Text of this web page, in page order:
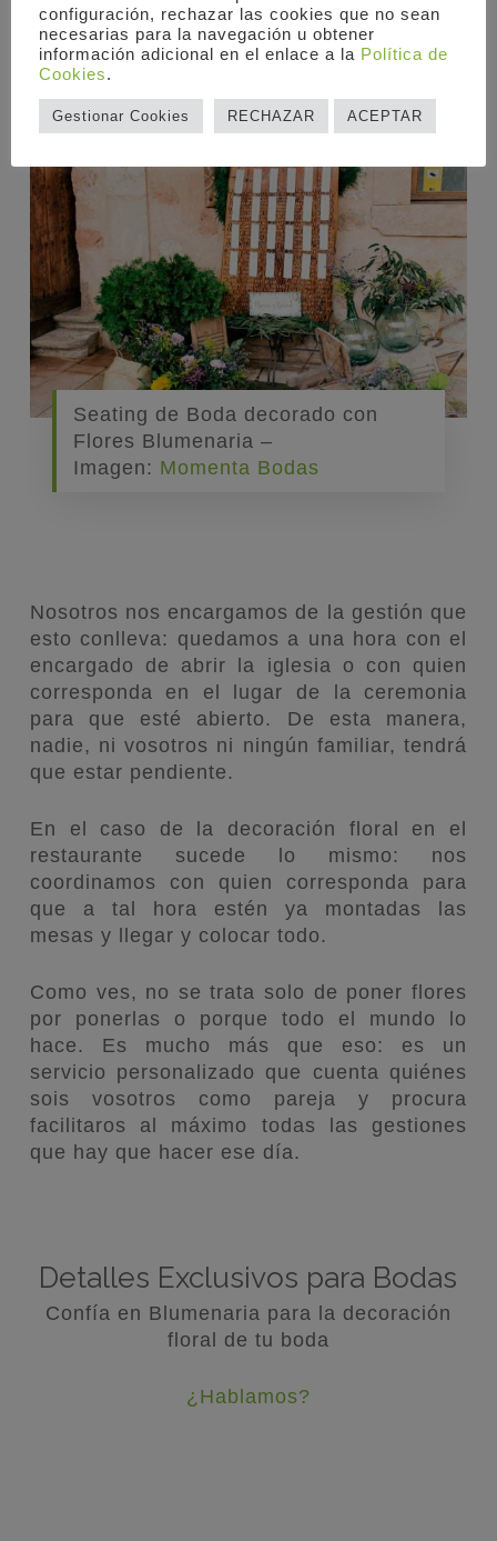
ceremonia. De esta manera, habremos
«desaparecido» antes de que vuestros
invitados lleguen.
Seating de Boda decorado con
Flores Blumenaria –
Imagen: Momenta Bodas
Nosotros nos encargamos de la gestión que
esto conlleva: quedamos a una hora con el
encargado de abrir la iglesia o con quien
corresponda en el lugar de la ceremonia
para que esté abierto. De esta manera,
nadie, ni vosotros ni ningún familiar, tendrá
que estar pendiente.
En el caso de la decoración floral en el
restaurante sucede lo mismo: nos
coordinamos con quien corresponda para
que a tal hora estén ya montadas las
mesas y llegar y colocar todo.
Como ves, no se trata solo de poner flores
por ponerlas o porque todo el mundo lo
hace. Es mucho más que eso: es un
servicio personalizado que cuenta quiénes
sois vosotros como pareja y procura
facilitaros al máximo todas las gestiones
que hay que hacer ese día.
Detalles Exclusivos para Bodas
Confía en Blumenaria para la decoración
floral de tu boda
¿Hablamos?
configuración, rechazar las cookies que no sean
necesarias para la navegación u obtener
información adicional en el enlace a la Política de
Cookies.
Gestionar Cookies RECHAZAR ACEPTAR